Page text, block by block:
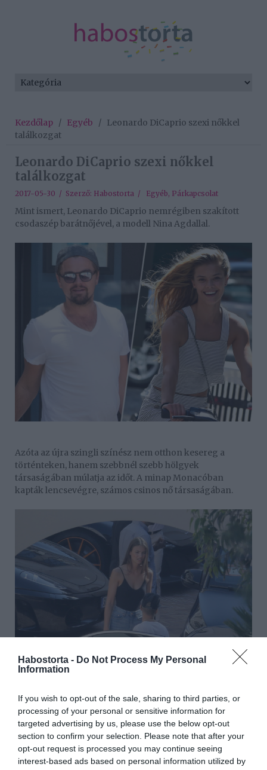
Habostorta - Do Not Process My Personal
Information
If you wish to opt-out of the sale, sharing to third parties, or
processing of your personal or sensitive information for
targeted advertising by us, please use the below opt-out
section to confirm your selection. Please note that after your
opt-out request is processed you may continue seeing
interest-based ads based on personal information utilized by
Kezdőlap / Egyéb / Leonardo DiCaprio szexi nőkkel
találkozgat
Leonardo DiCaprio szexi nőkkel
találkozgat
2017-05-30 / Szerző: Habostorta / Egyéb, Párkapcsolat
Mint ismert, Leonardo DiCaprio nemrégiben szakított
csodaszép barátnőjével, a modell Nina Agdallal.
Azóta az újra szingli színész nem otthon kesereg a
történteken, hanem szebbnél szebb hölgyek
társaságában múlatja az időt. A minap Monacóban
kapták lencsevégre, számos csinos nő társaságában.